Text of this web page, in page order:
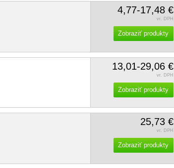
4,77-17,48 €
vr. DPH
Zobraziť produkty
13,01-29,06 €
vr. DPH
Zobraziť produkty
25,73 €
vr. DPH
Zobraziť produkty